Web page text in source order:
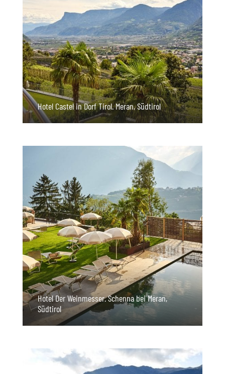
Hotel Castel in Dorf Tirol. Meran, Südtirol
Hotel Der Weinmesser. Schenna bei Meran,
Südtirol